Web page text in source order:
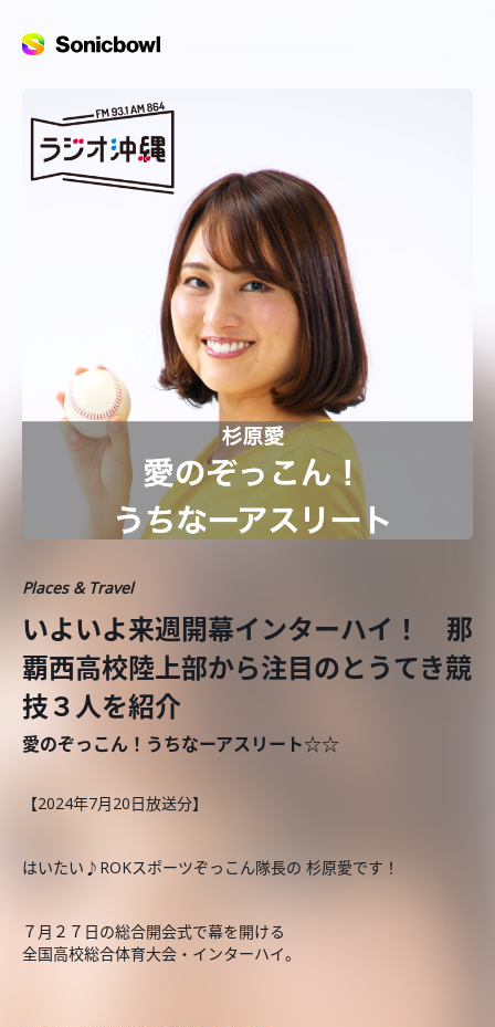
Places & Travel
いよいよ来週開幕インターハイ！ 那
覇西高校陸上部から注目のとうてき競
技３人を紹介
愛のぞっこん！うちなーアスリート☆☆
【2024年7月20日放送分】
はいたい♪ROKスポーツぞっこん隊長の 杉原愛です！
７月２７日の総合開会式で幕を開ける
全国高校総合体育大会・インターハイ。